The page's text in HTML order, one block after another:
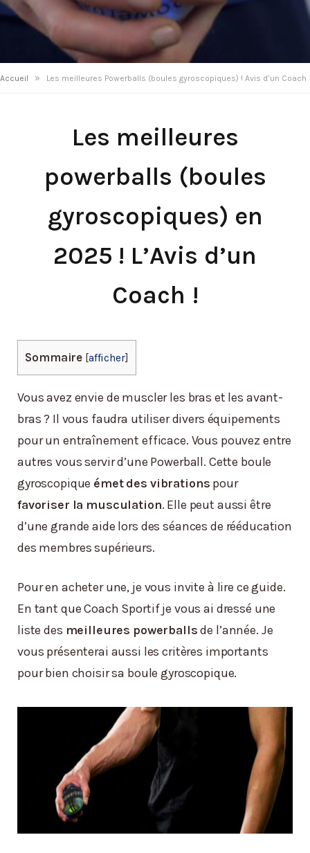
Accueil » Les meilleures Powerballs (boules gyroscopiques) ! Avis d’un Coach
Les meilleures
powerballs (boules
gyroscopiques) en
2025 ! L’Avis d’un
Coach !
Sommaire [afficher]
Vous avez envie de muscler les bras et les avant-
bras ? Il vous faudra utiliser divers équipements
pour un entraînement efficace. Vous pouvez entre
autres vous servir d’une Powerball. Cette boule
gyroscopique émet des vibrations pour
favoriser la musculation. Elle peut aussi être
d’une grande aide lors des séances de rééducation
des membres supérieurs.
Pour en acheter une, je vous invite à lire ce guide.
En tant que Coach Sportif je vous ai dressé une
liste des meilleures powerballsde l’année. Je
vous présenterai aussi les critères importants
pour bien choisir sa boule gyroscopique.